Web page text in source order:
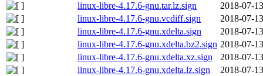
linux-libre-4.17.6-gnu.tar.lz.sign
2018-07-
linux-libre-4.17.6-gnu.vcdiff.sign
2018-07-
linux-libre-4.17.6-gnu.xdelta.sign
2018-07-
linux-libre-4.17.6-gnu.xdelta.bz2.sign 2018-07-
linux-libre-4.17.6-gnu.xdelta.xz.sign
2018-07-
linux-libre-4.17.6-gnu.xdelta.lz.sign
2018-07-